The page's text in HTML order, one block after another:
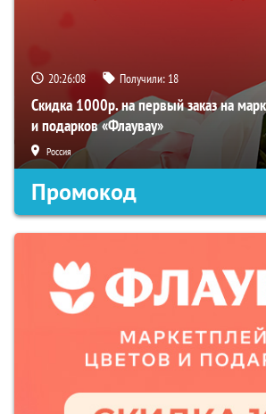
20:26:07 Получили: 18
Скидка 1000р. на первый заказ на
и подарков «Флаувау»
Россия
Промокод